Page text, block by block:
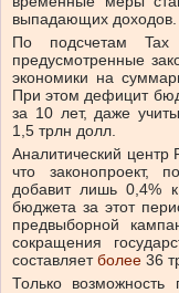
выпадающих доходов.
По подсчетам Tax
предусмотренные
экономики на
При этом дефицит
за 10 лет, даже
1,5 трлн долл.
Аналитический центр
что законопроект,
добавит лишь 0,4%
бюджета за этот
предвыборной
сокращения
составляет более 36
Только возможность